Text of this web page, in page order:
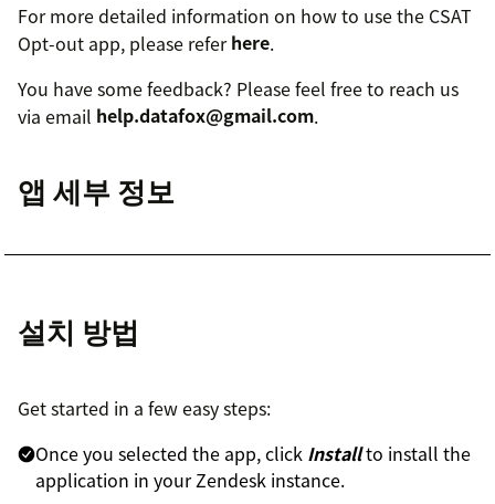
For more detailed information on how to use the CSAT
Opt-out app, please referhere.
You have some feedback? Please feel free to reach us
via email help.datafox@gmail.com.
앱 세부 정보
설치 방법
Get started in a few easy steps:
Once you selected the app, click Installto install the
application in your Zendesk instance.